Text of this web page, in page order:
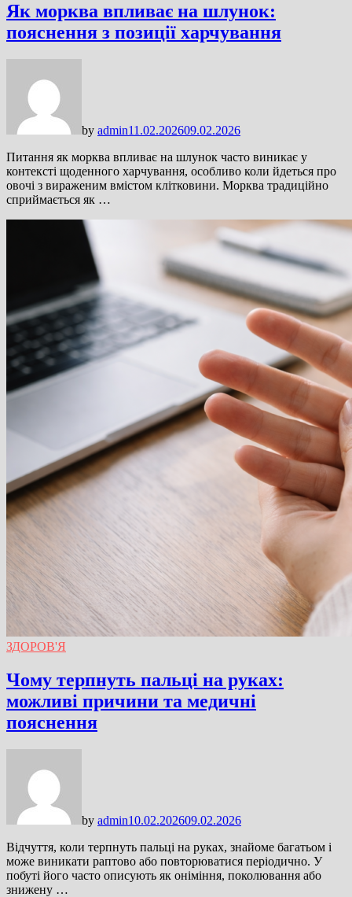
Як морква впливає на шлунок:
пояснення з позиції харчування
by admin11.02.202609.02.2026
Питання як морква впливає на шлунок часто виникає у
контексті щоденного харчування, особливо коли йдеться про
овочі з вираженим вмістом клітковини. Морква традиційно
сприймається як …
ЗДОРОВ'Я
Чому терпнуть пальці на руках:
можливі причини та медичні
пояснення
by admin10.02.202609.02.2026
Відчуття, коли терпнуть пальці на руках, знайоме багатьом і
може виникати раптово або повторюватися періодично. У
побуті його часто описують як оніміння, поколювання або
знижену …